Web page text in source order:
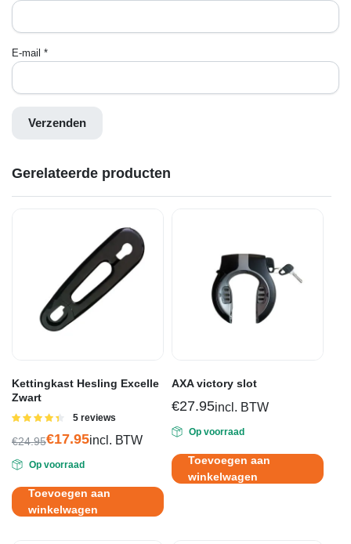
E-mail *
Gerelateerde producten
Kettingkast Hesling Excelle
Zwart
Gewaardeerd
5 reviews
€24.95
prijs
was:
€24.95.
€17.95
prijs
is:
€17.95.
incl. BTW
Op voorraad
Toevoegen aan
winkelwagen
AXA victory slot
€27.95incl. BTW
Op voorraad
Toevoegen aan
winkelwagen